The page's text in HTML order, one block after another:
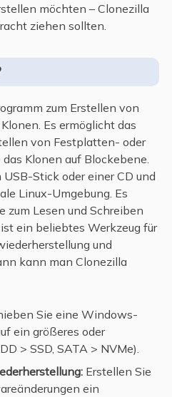
möchten – Clonezilla
ziehen sollten.
zum Erstellen von
Es ermöglicht das
von Festplatten- oder
Klonen auf Blockebene.
Stick oder einer CD und
Linux-Umgebung. Es
zum Lesen und Schreiben
ein beliebtes Werkzeug für
und
kann man Clonezilla
Sie eine Windows-
ein größeres oder
> SSD, SATA > NVMe).
Erstellen Sie
ein